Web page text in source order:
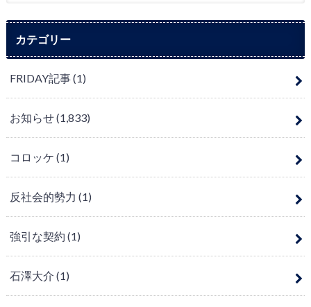
カテゴリー
FRIDAY記事(1)
お知らせ(1,833)
コロッケ (1)
反社会的勢力 (1)
強引な契約 (1)
石澤大介 (1)